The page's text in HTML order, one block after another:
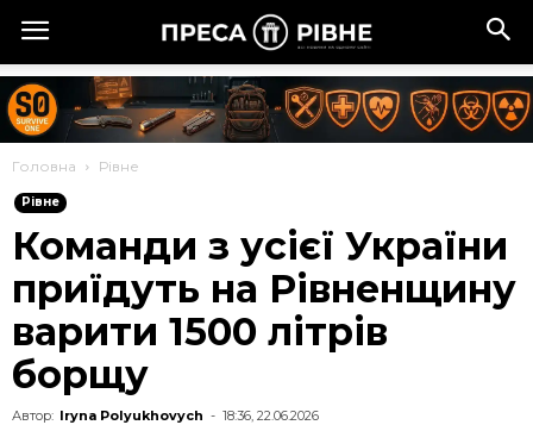
Головна Рівне
Рівне
Команди з усієї України
приїдуть на Рівненщину
варити 1500 літрів
борщу
Автор: Iryna Polyukhovych - 18:36, 22.06.2026